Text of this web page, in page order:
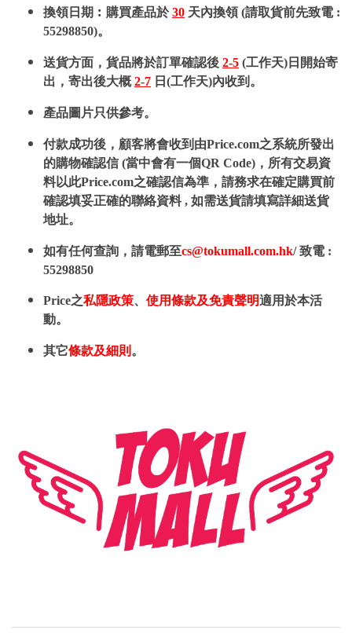
換領日期︰購買產品於30 天內換領 (請取貨前先致電 :
55298850)。
送貨方面，貨品將於訂單確認後 2-5 (工作天)日開始寄
出，寄出後大概2-7 日(工作天)內收到。
產品圖片只供參考。
付款成功後，顧客將會收到由Price.com之系統所發出
的購物確認信 (當中會有一個QR Code)，所有交易資
料以此Price.com之確認信為準，請務求在確定購買前
確認填妥正確的聯絡資料 , 如需送貨請填寫詳細送貨
地址。
如有任何查詢，請電郵至cs@tokumall.com.hk/ 致電 :
55298850
Price之私隱政策、 使用條款及免責聲明適用於本活
動。
其它條款及細則 。